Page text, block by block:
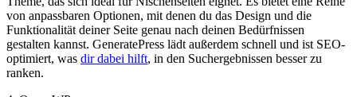
von anpassbaren Optionen, mit denen du das Design und ⁤die
⁢Funktionalität deiner ​Seite genau nach deinen Bedürfnissen
gestalten kannst. GeneratePress lädt außerdem schnell​ und‌ ist SEO-
optimiert, was‍ dir dabei hilft, in‌ den Suchergebnissen besser zu
ranken.